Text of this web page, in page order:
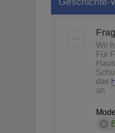
Wir
Für
das
an